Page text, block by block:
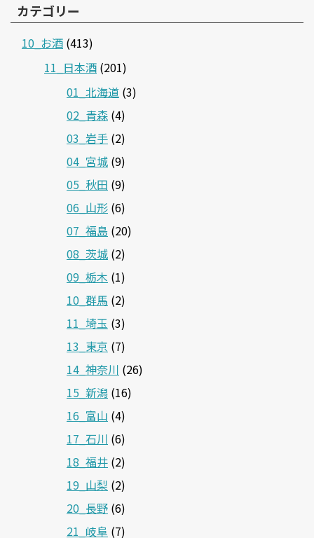
カテゴリー
10_お酒 (413)
11_日本酒 (201)
01_北海道 (3)
02_青森 (4)
03_岩手 (2)
04_宮城 (9)
05_秋田 (9)
06_山形 (6)
07_福島 (20)
08_茨城 (2)
09_栃木 (1)
10_群馬 (2)
11_埼玉 (3)
13_東京 (7)
14_神奈川 (26)
15_新潟 (16)
16_富山 (4)
17_石川 (6)
18_福井 (2)
19_山梨 (2)
20_長野 (6)
21_岐阜 (7)